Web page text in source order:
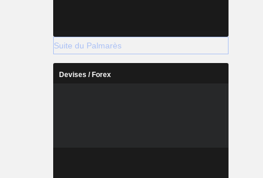
Suite du Palmarès
Devises / Forex